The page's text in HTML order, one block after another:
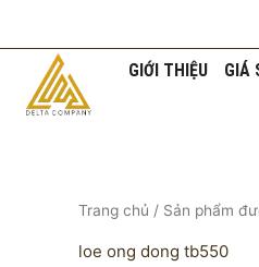
dung
GIỚI THIỆU GIÁ
Trang chủ / Sản phẩm
loe ong dong tb550